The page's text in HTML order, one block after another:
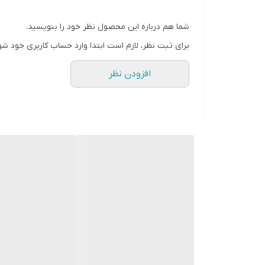
شما هم درباره این محصول نظر خود را بنویسید.
برای ثبت نظر، لازم است ابتدا وارد حساب کاربری خود
افزودن نظر